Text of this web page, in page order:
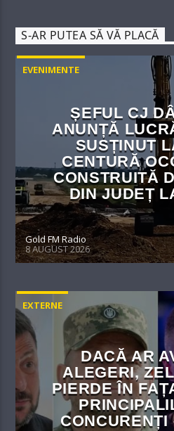
S-AR PUTEA SĂ VĂ PLACĂ
EVENIMENTE
ȘEFUL CJ
ANUNȚĂ
SUSȚINUT
CENTURĂ
CONSTRUITĂ
DIN JUDEȚ
Gold FM Radio
8 AUGUST 2026
EXTERNE
DACĂ AR
ALEGERI,
PIERDE ÎN